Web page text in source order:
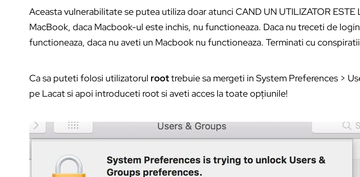
Aceasta vulnerabilitate se putea utiliza doar atunci CAND UN UTILIZATOR ESTE
MacBook, daca Macbook-ul este inchis, nu functioneaza. Daca nu treceti de
functioneaza, daca nu aveti un Macbook nu functioneaza. Terminati cu
Ca sa puteti folosi utilizatorul roottrebuie sa mergeti in System Preferences >
pe Lacat si apoi introduceti root si aveti acces la toate opțiunile!